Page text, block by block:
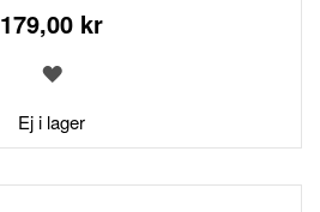
179,00 kr
Ej i lager
LÄGG
I
ÖNSKELISTA